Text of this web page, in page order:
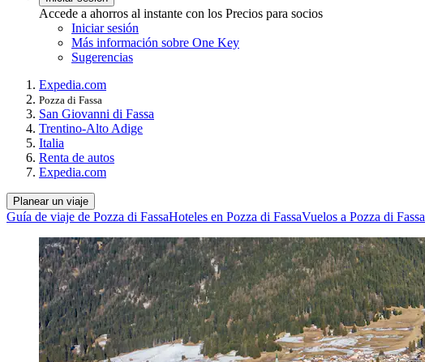
Accede a ahorros al instante con los Precios para socios
Iniciar sesión
Más información sobre One Key
Sugerencias
Expedia.com
Pozza di Fassa
San Giovanni di Fassa
Trentino-Alto Adige
Italia
Renta de autos
Expedia.com
Planear un viaje
Guía de viaje de Pozza di FassaHoteles en Pozza di FassaVuelos a Pozza di Fassa